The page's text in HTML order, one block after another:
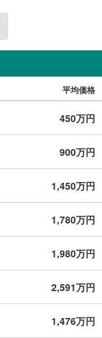
談してみません
待ちしておりま
平均価格
450万円
900万円
1,450万円
1,780万円
1,980万円
2,591万円
1,476万円